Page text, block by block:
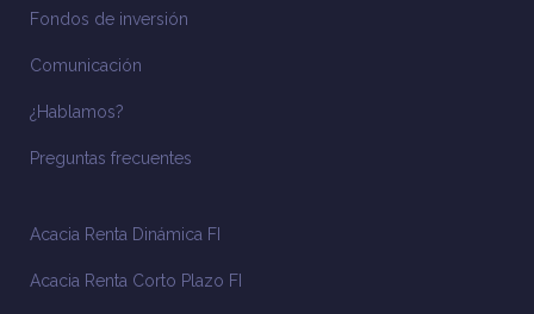
Fondos de inversión
Comunicación
¿Hablamos?
Preguntas frecuentes
Acacia Renta Dinámica FI
Acacia Renta Corto Plazo FI